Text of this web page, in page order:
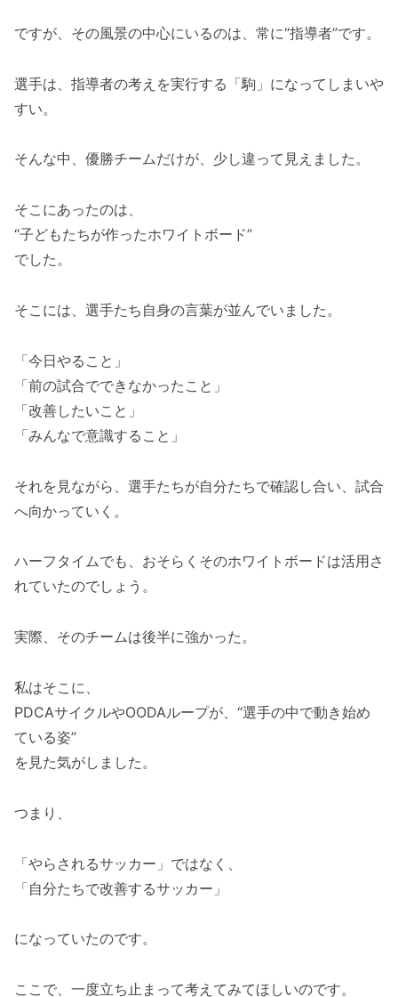
ですが、その風景の中心にいるのは、常に“指導者”です。
選手は、指導者の考えを実行する「駒」になってしまいや
すい。
そんな中、優勝チームだけが、少し違って見えました。
そこにあったのは、
“子どもたちが作ったホワイトボード”
でした。
そこには、選手たち自身の言葉が並んでいました。
「今日やること」
「前の試合でできなかったこと」
「改善したいこと」
「みんなで意識すること」
それを見ながら、選手たちが自分たちで確認し合い、試合
へ向かっていく。
ハーフタイムでも、おそらくそのホワイトボードは活用さ
れていたのでしょう。
実際、そのチームは後半に強かった。
私はそこに、
PDCAサイクルやOODAループが、“選手の中で動き始め
ている姿”
を見た気がしました。
つまり、
「やらされるサッカー」ではなく、
「自分たちで改善するサッカー」
になっていたのです。
ここで、一度立ち止まって考えてみてほしいのです。